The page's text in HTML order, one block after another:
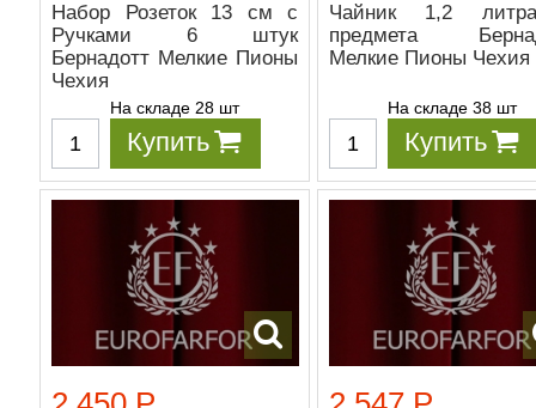
Набор Розеток 13 см с
Ручками 6 штук
Бернадотт Мелкие Пионы
Чехия
На складе 28 шт
Купить
Чайник 1,2
предмета
Мелкие Пионы Чехия
На складе 38 шт
Купить